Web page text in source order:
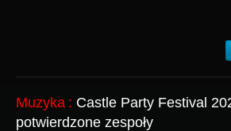
Muzyka : Castle Party Festival
potwierdzone zespoły